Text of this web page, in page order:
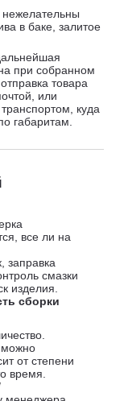
нежелательны
в баке, залитое
при собранном
товара
или
куда
габаритам.
все ли на
заправка
смазки
изделия.
сборки
можно
от степени
время.